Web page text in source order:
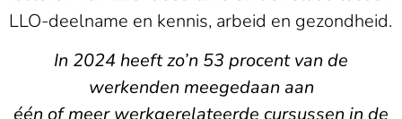
LLO-deelname en kennis, arbeid en gezondheid.
In 2024 heeft zo’n 53 procent van de
werkenden meegedaan aan